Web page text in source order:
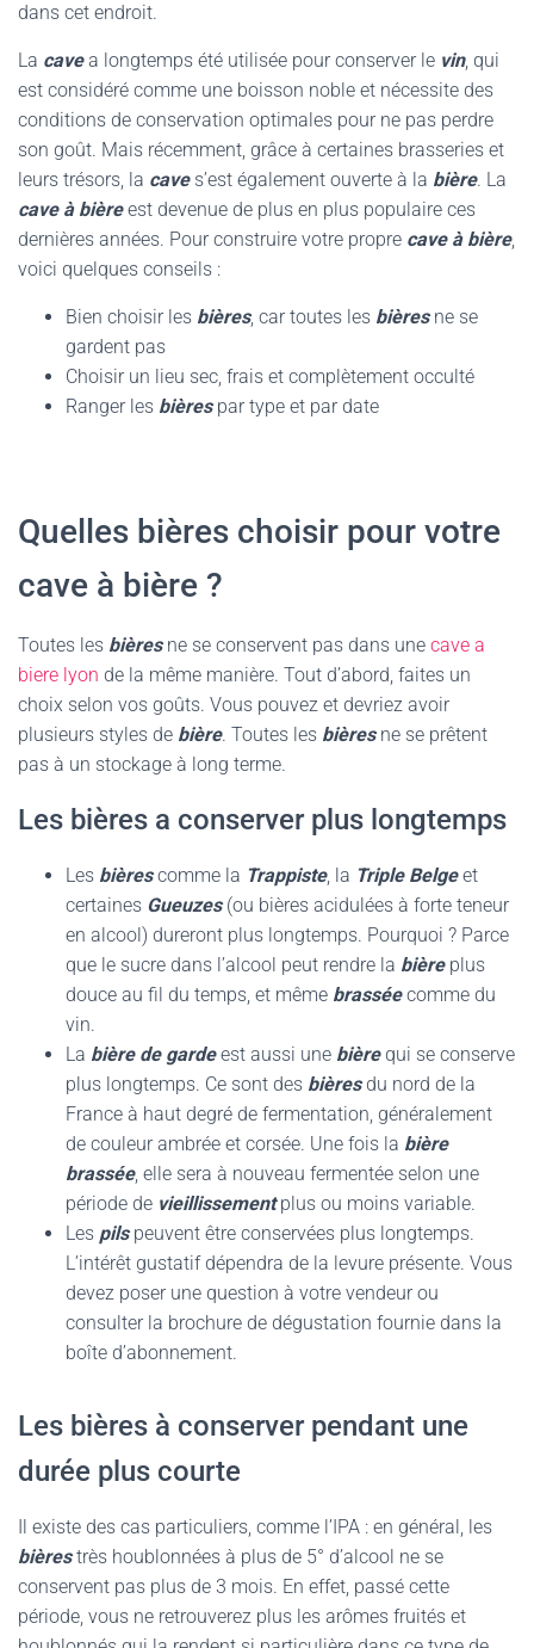
dans cet endroit.
La cavea longtemps été utilisée pour conserver le vin, qui
est considéré comme une boisson noble et nécessite des
conditions de conservation optimales pour ne pas perdre
son goût. Mais récemment, grâce à certaines brasseries et
leurs trésors, la caves’est également ouverte à la bière. La
cave à bièreest devenue de plus en plus populaire ces
dernières années. Pour construire votre propre cave à bière,
voici quelques conseils :
Bien choisir les bières, car toutes les bièresne se
gardent pas
Choisir un lieu sec, frais et complètement occulté
Ranger les bièrespar type et par date
Quelles bières choisir pour votre
cave à bière ?
Toutes les bièresne se conservent pas dans une cave a
biere lyon de la même manière. Tout d’abord, faites un
choix selon vos goûts. Vous pouvez et devriez avoir
plusieurs styles de bière. Toutes les bièresne se prêtent
pas à un stockage à long terme.
Les bières a conserver plus longtemps
Les bièrescomme la Trappiste, la Triple Belgeet
certaines Gueuzes(ou bières acidulées à forte teneur
en alcool) dureront plus longtemps. Pourquoi ? Parce
que le sucre dans l’alcool peut rendre la bièreplus
douce au fil du temps, et même brasséecomme du
vin.
La bière de gardeest aussi une bièrequi se conserve
plus longtemps. Ce sont des bièresdu nord de la
France à haut degré de fermentation, généralement
de couleur ambrée et corsée. Une fois la bière
brassée, elle sera à nouveau fermentée selon une
période de vieillissementplus ou moins variable.
Les pilspeuvent être conservées plus longtemps.
L’intérêt gustatif dépendra de la levure présente. Vous
devez poser une question à votre vendeur ou
consulter la brochure de dégustation fournie dans la
boîte d’abonnement.
Les bières à conserver pendant une
durée plus courte
Il existe des cas particuliers, comme l’IPA : en général, les
bièrestrès houblonnées à plus de 5° d’alcool ne se
conservent pas plus de 3 mois. En effet, passé cette
période, vous ne retrouverez plus les arômes fruités et